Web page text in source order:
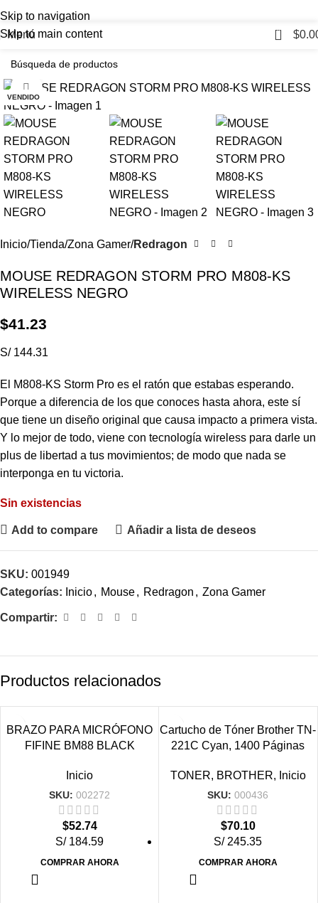
Skip to navigation
Skip to main content
Menú 0 $
VENDIDO
Haga Click para agrandar
Inicio Tienda Zona Gamer Redragon
MOUSE REDRAGON STORM PRO M808-KS
WIRELESS NEGRO
$41.23
S/ 144.31
El M808-KS Storm Pro es el ratón que estabas esperando.
Porque a diferencia de los que conoces hasta ahora, este sí
que tiene un diseño original que causa impacto a primera vista.
Y lo mejor de todo, viene con tecnología wireless para darle un
plus de libertad a tus movimientos; de modo que nada se
interponga en tu victoria.
Sin existencias
Add to compare Añadir a lista de deseos
SKU: 001949
Categorías: Inicio, Mouse, Redragon , Zona Gamer
Compartir:
Productos relacionados
BRAZO PARA MICRÓFONO
FIFINE BM88 BLACK
Inicio
SKU: 002272
$52.74
S/ 184.59
COMPRAR AHORA
VENDIDO
Cartucho de Tóner Brother TN-
221C Cyan, 1400 Páginas
TONER, BROTHER, Inicio
SKU: 000436
$70.10
S/ 245.35
COMPRAR AHORA